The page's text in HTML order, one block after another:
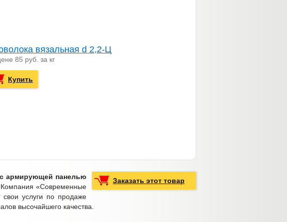
вязальная d 2,2-Ц
85 руб. за кг
Купить
Заказать этот товар
армирующей панелью
«Современные
свои услуги по продаже
высочайшего качества.